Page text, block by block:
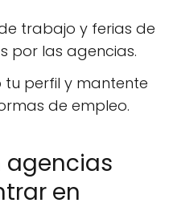
trabajo y ferias de
por las agencias.
perfil y mantente
de empleo.
agencias
en